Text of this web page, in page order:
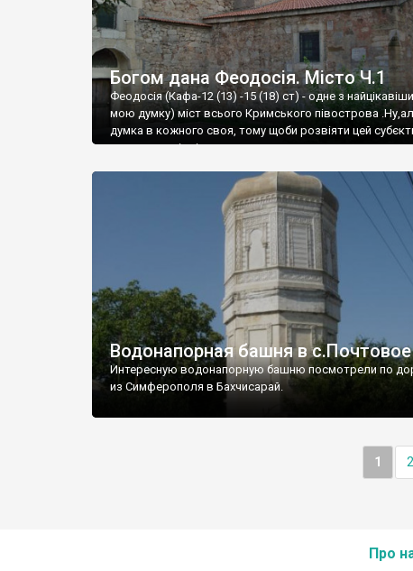
Богом дана Феодосія. Місто Ч.1
Феодосія (Кафа-12 (13) -15 (18) ст) - одне з
мою думку) міст всього Кримського півострова
думка в кожного своя, тому щоби розвіяти цей
запрошую відвідати це
Водонапорная башня в с.Почтовое
Интересную водонапорную башню посмотрели по
из Симферополя в Бахчисарай.
1 2
Про